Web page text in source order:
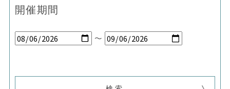
開催期間
～